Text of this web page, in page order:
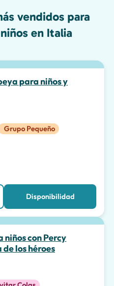
vendidos para
en Italia
para niños y
Grupo Pequeño
Disponibilidad
niños con Percy
los héroes